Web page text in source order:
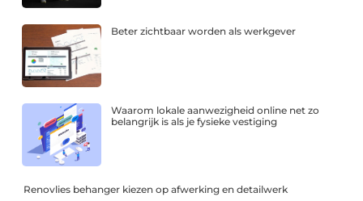
Beter zichtbaar worden als werkgever
Waarom lokale aanwezigheid online net zo
belangrijk is als je fysieke vestiging
Renovlies behanger kiezen op afwerking en detailwerk